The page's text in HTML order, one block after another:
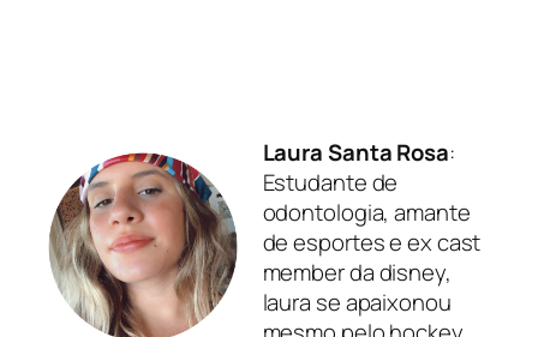
Laura Santa Rosa:
Estudante de
odontologia, amante
de esportes e ex cast
member da disney,
laura se apaixonou